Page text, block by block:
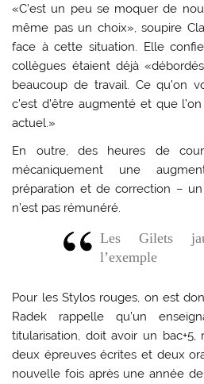
«C’est un peu se moquer de
même pas un choix», soupire
face à cette situation. Elle
collègues étaient déjà
beaucoup de travail. Ce qu’on
c’est d’être augmenté et que
actuel.»
En outre, des heures de
mécaniquement une
préparation et de correction –
n’est pas rémunéré.
Les Gilets
l’exemple
Pour les Stylos rouges, on est
Radek rappelle qu’un
titularisation, doit avoir un
deux épreuves écrites et deux
nouvelle fois après une année